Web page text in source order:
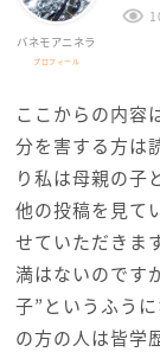
バネモアニネラ
プロフィール
ここからの内容
分を害する方は
り私は母親の子
他の投稿を見て
せていただきま
満はないのです
子”というふう
の方の人は皆学